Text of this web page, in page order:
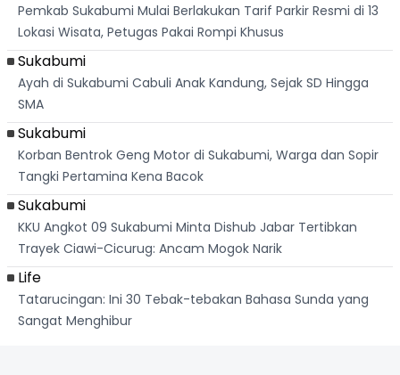
Pemkab Sukabumi Mulai Berlakukan Tarif Parkir Resmi di 13
Lokasi Wisata, Petugas Pakai Rompi Khusus
Sukabumi
Ayah di Sukabumi Cabuli Anak Kandung, Sejak SD Hingga
SMA
Sukabumi
Korban Bentrok Geng Motor di Sukabumi, Warga dan Sopir
Tangki Pertamina Kena Bacok
Sukabumi
KKU Angkot 09 Sukabumi Minta Dishub Jabar Tertibkan
Trayek Ciawi-Cicurug: Ancam Mogok Narik
Life
Tatarucingan: Ini 30 Tebak-tebakan Bahasa Sunda yang
Sangat Menghibur